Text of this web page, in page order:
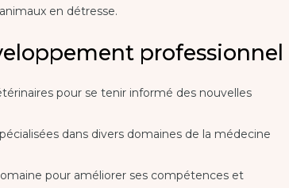
en détresse.
professionnel
pour se tenir informé des nouvelles
dans divers domaines de la médecine
pour améliorer ses compétences et